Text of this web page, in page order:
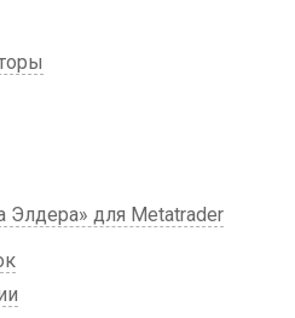
Элдера» для Metatrader